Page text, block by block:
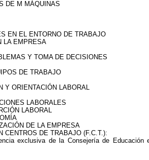
DE M MÁQUINAS
EN EL ENTORNO DE TRABAJO
LA EMPRESA
Y TOMA DE DECISIONES
DE TRABAJO
Y ORIENTACIÓN LABORAL
LABORALES
LABORAL
DE LA EMPRESA
CENTROS DE TRABAJO (F.C.T.):
exclusiva de la Consejería de